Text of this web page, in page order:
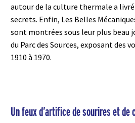
autour de la culture thermale a livré
secrets. Enfin, Les Belles
sont montrées sous leur plus beau
du Parc des Sources, exposant des
1910 à 1970.
Un feux d’artifice de sourires et de